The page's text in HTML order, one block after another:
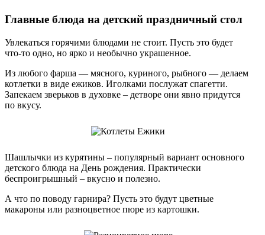
Главные блюда на детский праздничный стол
Увлекаться горячими блюдами не стоит. Пусть это будет
что-то одно, но ярко и необычно украшенное.
Из любого фарша — мясного, куриного, рыбного — делаем
котлетки в виде ежиков. Иголками послужат спагетти.
Запекаем зверьков в духовке – детворе они явно придутся
по вкусу.
Шашлычки из курятины – популярный вариант основного
детского блюда на День рождения. Практически
беспроигрышный – вкусно и полезно.
А что по поводу гарнира? Пусть это будут цветные
макароны или разноцветное пюре из картошки.